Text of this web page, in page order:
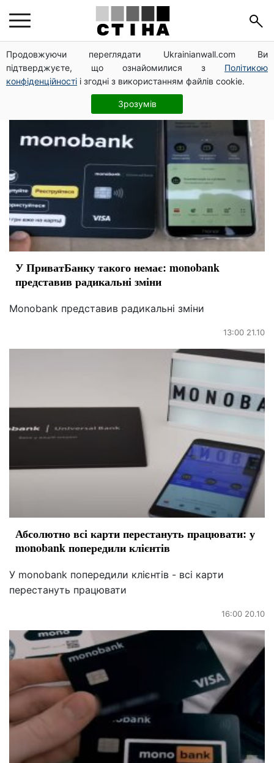
Продовжуючи переглядати Ukrainianwall.com Ви
підтверджуєте, що ознайомилися з Політикою
конфіденційності і згодні з використанням файлів cookie.
Зрозумів
Монобанк
У ПриватБанку такого немає: monobank
представив радикальні зміни
Monobank представив радикальні зміни
13:00 21.10
Абсолютно всі карти перестануть працювати: у
monobank попередили клієнтів
У monobank попередили клієнтів - всі карти
перестануть працювати
16:00 20.10